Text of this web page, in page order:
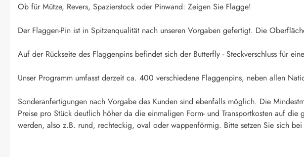
Ob für Mütze, Revers, Spazierstock oder Pinwand: Zeigen Sie Flagge!
Der Flaggen-Pin ist in Spitzenqualität nach unseren Vorgaben gefertigt. Die
Auf der Rückseite des Flaggenpins befindet sich der Butterfly - Steckverschluss für
Unser Programm umfasst derzeit ca. 400 verschiedene Flaggenpins, neben allen
Sonderanfertigungen nach Vorgabe des Kunden sind ebenfalls möglich. Die
Preise pro Stück deutlich höher da die einmaligen Form- und Transportkosten auf
werden, also z.B. rund, rechteckig, oval oder wappenförmig. Bitte setzen Sie sich